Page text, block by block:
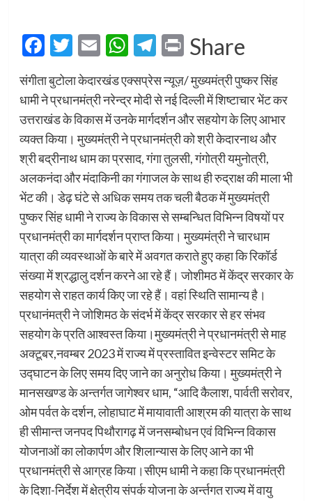
Facebook
Twitter
EmailWhatsApp
Telegram
Print
Share
संगीता बुटोला केदारखंड एक्सप्रेस न्यूज़/ ‌मुख्यमंत्री पुष्कर सिंह
धामी ने प्रधानमंत्री नरेन्द्र मोदी से नई दिल्ली में शिष्टाचार भेंट कर
उत्तराखंड के विकास में उनके मार्गदर्शन और सहयोग के लिए आभार
व्यक्त किया। मुख्यमंत्री ने प्रधानमंत्री को श्री केदारनाथ और
श्री बद्रीनाथ धाम का प्रसाद, गंगा तुलसी, गंगोत्री यमुनोत्री,
अलकनंदा और मंदाकिनी का गंगाजल के साथ ही रुद्राक्ष की माला भी
भेंट की। डेढ़ घंटे से अधिक समय तक चली बैठक में मुख्यमंत्री
पुष्कर सिंह धामी ने राज्य के विकास से सम्बन्धित विभिन्न विषयों पर
प्रधानमंत्री का मार्गदर्शन प्राप्त किया। मुख्यमंत्री ने चारधाम
यात्रा की व्यवस्थाओं के बारे में अवगत कराते हुए कहा कि रिकॉर्ड
संख्या में श्रद्धालु दर्शन करने आ रहे हैं। जोशीमठ में केंद्र सरकार के
सहयोग से राहत कार्य किए जा रहे हैं। वहां स्थिति सामान्य है।
प्रधानंमत्री ने जोशिमठ के संदर्भ में केंद्र सरकार से हर संभव
सहयोग के प्रति आश्वस्त किया।मुख्यमंत्री ने प्रधानमंत्री से माह
अक्टूबर,नवम्बर 2023 में राज्य में प्रस्तावित इन्वेस्टर समिट के
उद्घाटन के लिए समय दिए जाने का अनुरोध किया। मुख्यमंत्री ने
मानसखण्ड के अन्तर्गत जागेश्वर धाम, “आदि कैलाश, पार्वती सरोवर,
ओम पर्वत के दर्शन, लोहाघाट में मायावाती आश्रम की यात्रा के साथ
ही सीमान्त जनपद पिथौरागढ़ में जनसम्बोधन एवं विभिन्न विकास
योजनाओं का लोकार्पण और शिलान्यास के लिए आने का भी
प्रधानमंत्री से आग्रह किया।सीएम धामी ने कहा कि प्रधानमंत्री
के दिशा-निर्देश में क्षेत्रीय संपर्क योजना के अर्न्तगत राज्य में वायु